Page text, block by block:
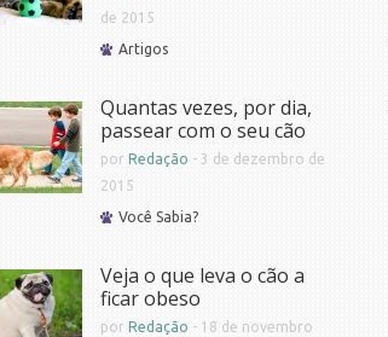
de 2015
Artigos
Quantas vezes, por dia,
passear com o seu cão
porRedação - 3 de dezembro de
2015
Você Sabia?
Veja o que leva o cão a
ficar obeso
porRedação - 18 de novembro